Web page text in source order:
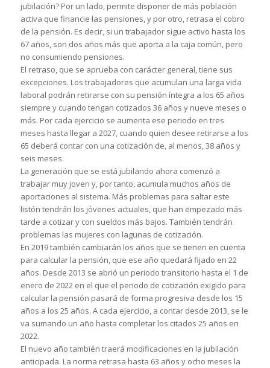
jubilación? Por un lado, permite disponer de más población
activa que financie las pensiones, y por otro, retrasa el cobro
de la pensión. Es decir, si un trabajador sigue activo hasta los
67 años, son dos años más que aporta a la caja común, pero
no consumiendo pensiones.
El retraso, que se aprueba con carácter general, tiene sus
excepciones. Los trabajadores que acumulan una larga vida
laboral podrán retirarse con su pensión íntegra a los 65 años
siempre y cuando tengan cotizados 36 años y nueve meses o
más. Por cada ejercicio se aumenta ese periodo en tres
meses hasta llegar a 2027, cuando quien desee retirarse a los
65 deberá contar con una cotización de, al menos, 38 años y
seis meses.
La generación que se está jubilando ahora comenzó a
trabajar muy joven y, por tanto, acumula muchos años de
aportaciones al sistema. Más problemas para saltar este
listón tendrán los jóvenes actuales, que han empezado más
tarde a cotizar y con sueldos más bajos. También tendrán
problemas las mujeres con lagunas de cotización.
En 2019 también cambiarán los años que se tienen en cuenta
para calcular la pensión, que ese año quedará fijado en 22
años. Desde 2013 se abrió un periodo transitorio hasta el 1 de
enero de 2022 en el que el periodo de cotización exigido para
calcular la pensión pasará de forma progresiva desde los 15
años a los 25 años. A cada ejercicio, a contar desde 2013, se le
va sumando un año hasta completar los citados 25 años en
2022.
El nuevo año también traerá modificaciones en la jubilación
anticipada. La norma retrasa hasta 63 años y ocho meses la